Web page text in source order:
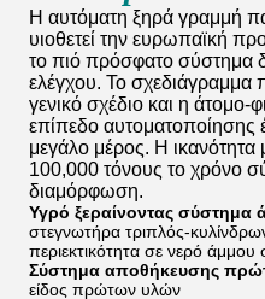
Η αυτόματη ξηρά γραμμή
υιοθετεί την ευρωπαϊκή
το πιό πρόσφατο σύστημα
ελέγχου. Το σχεδιάγραμμα
γενικό σχέδιο και η άτομο-
επίπεδο αυτοματοποίησης
μεγάλο μέρος. Η
100,000 τόνους το χρόνο
διαμόρφωση.
Υγρό ξεραίνοντας σύστημα
στεγνωτήρα τριπλός-
περιεκτικότητα σε νερό άμμου
Σύστημα αποθήκευσης
είδος πρώτων υλών